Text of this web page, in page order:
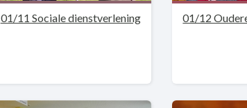
01/11 Sociale dienstverlening 01/12